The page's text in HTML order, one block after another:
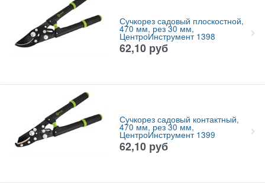
Сучкорез садовый плоскостной,
470 мм, рез 30 мм,
ЦентроИнструмент 1398
62,10 руб
Сучкорез садовый контактный,
470 мм, рез 30 мм,
ЦентроИнструмент 1399
62,10 руб